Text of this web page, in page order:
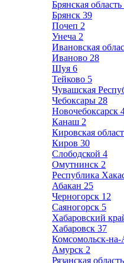
Брянская область
Брянск 39
Почеп 2
Унеча 2
Ивановская
Иваново 28
Шуя 6
Тейково 5
Чувашская
Чебоксары 28
Новочебоксарск
Канаш 2
Кировская
Киров 30
Слободской 4
Омутнинск 2
Республика
Абакан 25
Черногорск 12
Саяногорск 5
Хабаровский
Хабаровск 37
Комсомольск-
Амурск 2
Рязанская область